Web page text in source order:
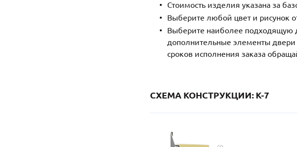
Стоимость изделия указана за
Выберите любой цвет и рисунок
Выберите наиболее подходящую
дополнительные элементы двери
сроков исполнения заказа
СХЕМА КОНСТРУКЦИИ: K-7